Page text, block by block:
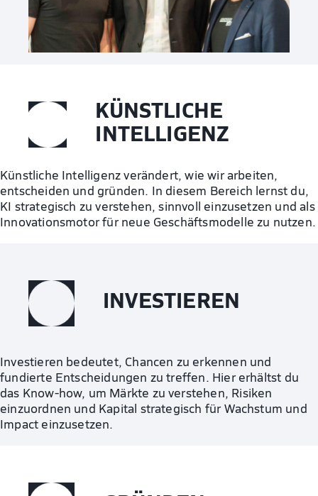
KÜNSTLICHE
INTELLIGENZ
Künstliche Intelligenz verändert, wie wir arbeiten,
entscheiden und gründen. In diesem Bereich lernst du,
KI strategisch zu verstehen, sinnvoll einzusetzen und als
Innovationsmotor für neue Geschäftsmodelle zu nutzen.
INVESTIEREN
Investieren bedeutet, Chancen zu erkennen und
fundierte Entscheidungen zu treffen. Hier erhältst du
das Know-how, um Märkte zu verstehen, Risiken
einzuordnen und Kapital strategisch für Wachstum und
Impact einzusetzen.